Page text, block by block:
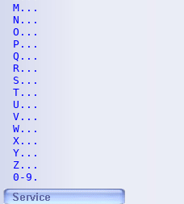
M...
N...
O...
P...
Q...
R...
S...
T...
U...
V...
W...
X...
Y...
Z...
0-9.